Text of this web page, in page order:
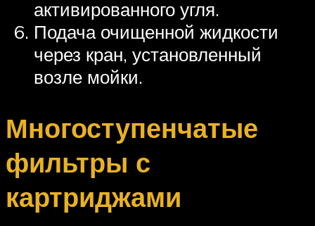
активированного угля.
Подача очищенной жидкости
через кран, установленный
возле мойки.
Многоступенчатые
фильтры с
картриджами